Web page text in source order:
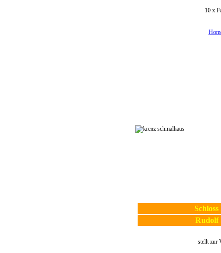
10 x
Rudolf
stellt zur